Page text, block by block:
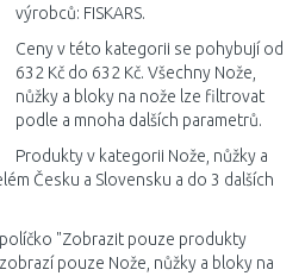
výrobců: FISKARS.
Ceny v této kategorii se pohybují od
632 Kč do 632 Kč. Všechny Nože,
nůžky a bloky na nože lze filtrovat
podle a mnoha dalších parametrů.
Produkty v kategorii Nože, nůžky a
Česku a Slovensku a do 3 dalších
"Zobrazit pouze produkty
pouze Nože, nůžky a bloky na